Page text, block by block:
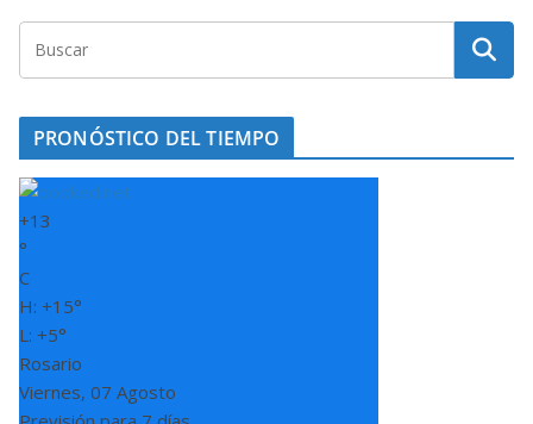
PRONÓSTICO DEL TIEMPO
+13
°
C
H: +15°
L: +5°
Rosario
Viernes, 07 Agosto